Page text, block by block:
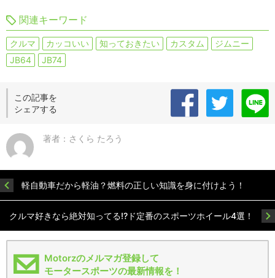
関連キーワード
クルマ カッコいい 知っておきたい カスタム
ジムニー
JB64
JB74
この記事を
シェアする
著者：さくら たろう
軽自動車だから軽油？燃料の正しい知識を身に付けよう！
クルマ好きなら絶対知ってる!?ド定番のスポーツホイール4選！
Motorzのメルマガ登録して
モータースポーツの最新情報を！